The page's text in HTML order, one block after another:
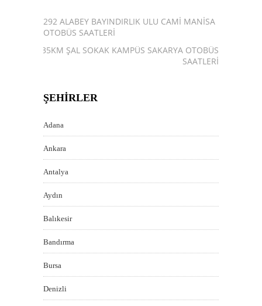
292 ALABEY BAYINDIRLIK ULU CAMI MANISA
OTOBÜS SAATLERI
35KM ŞAL SOKAK KAMPÜS SAKARYA OTOBÜS
SAATLERI
ŞEHIRLER
Adana
Ankara
Antalya
Aydın
Balıkesir
Bandırma
Bursa
Denizli